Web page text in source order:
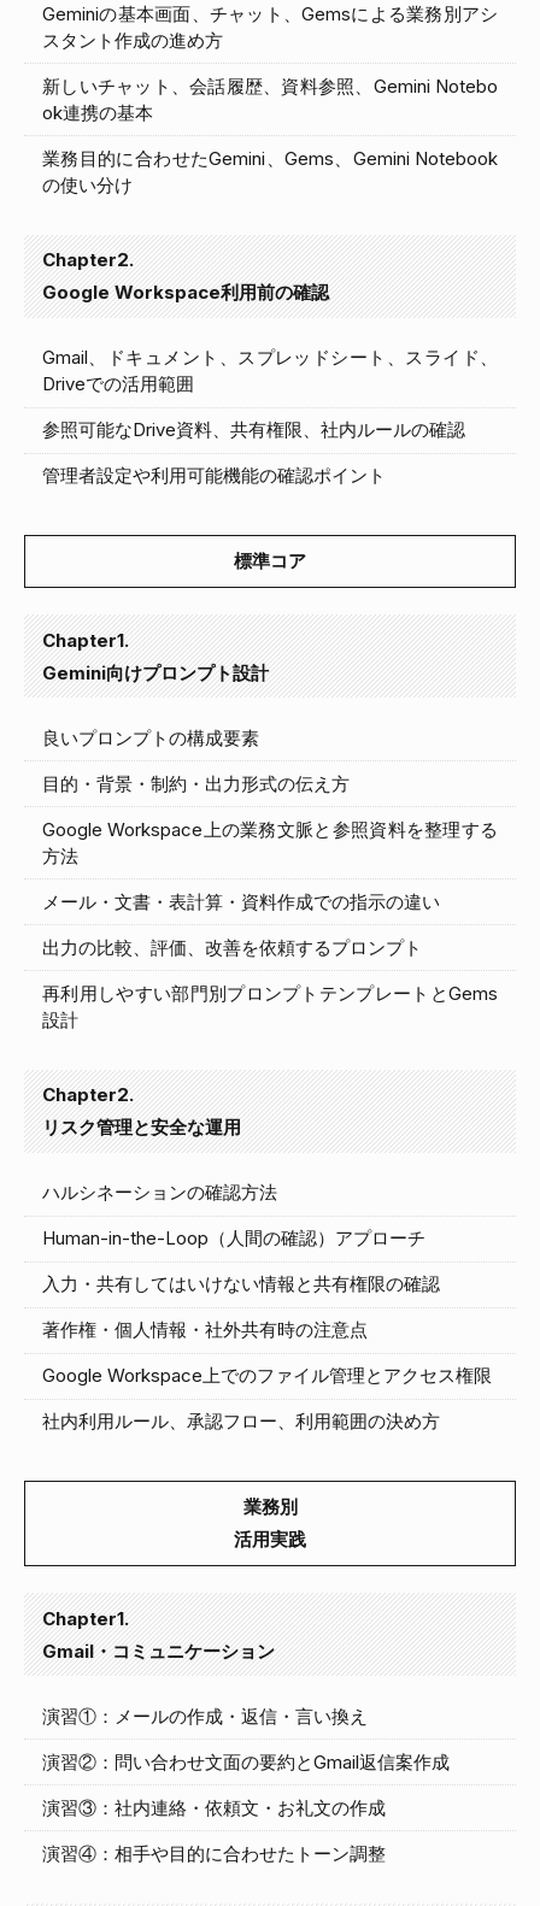
Geminiの基本画面、チャット、Gemsによる業務別アシ
スタント作成の進め方
新しいチャット、会話履歴、資料参照、Gemini Notebo
ok連携の基本
業務目的に合わせたGemini、Gems、Gemini Notebook
の使い分け
Chapter2.
Google Workspace利用前の確認
Gmail、ドキュメント、スプレッドシート、スライド、
Driveでの活用範囲
参照可能なDrive資料、共有権限、社内ルールの確認
管理者設定や利用可能機能の確認ポイント
標準コア
Chapter1.
Gemini向けプロンプト設計
良いプロンプトの構成要素
目的・背景・制約・出力形式の伝え方
Google Workspace上の業務文脈と参照資料を整理する
方法
メール・文書・表計算・資料作成での指示の違い
出力の比較、評価、改善を依頼するプロンプト
再利用しやすい部門別プロンプトテンプレートとGems
設計
Chapter2.
リスク管理と安全な運用
ハルシネーションの確認方法
Human-in-the-Loop（人間の確認）アプローチ
入力・共有してはいけない情報と共有権限の確認
著作権・個人情報・社外共有時の注意点
Google Workspace上でのファイル管理とアクセス権限
社内利用ルール、承認フロー、利用範囲の決め方
業務別
活用実践
Chapter1.
Gmail・コミュニケーション
演習①：メールの作成・返信・言い換え
演習②：問い合わせ文面の要約とGmail返信案作成
演習③：社内連絡・依頼文・お礼文の作成
演習④：相手や目的に合わせたトーン調整